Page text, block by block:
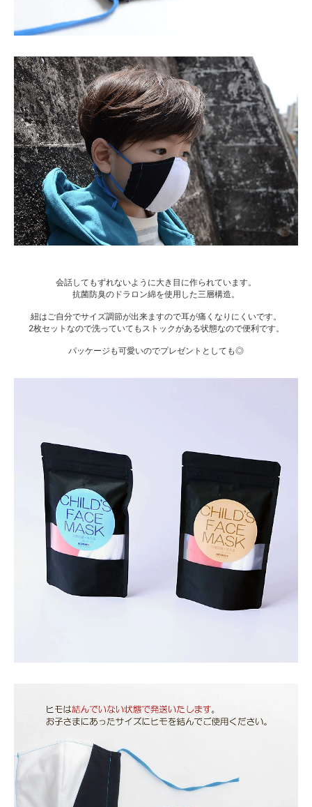
会話してもずれないように大き目に作られています。
抗菌防臭のドラロン綿を使用した三層構造。
紐はご自分でサイズ調節が出来ますので耳が痛くなりにくいです。
2枚セットなので洗っていてもストックがある状態なので便利です。
パッケージも可愛いのでプレゼントとしても◎